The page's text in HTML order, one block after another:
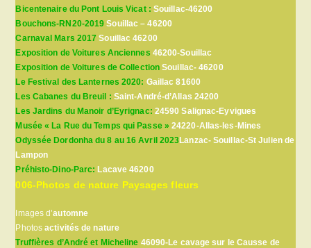
Bicentenaire du Pont Louis Vicat : Souillac-46200
Bouchons-RN20-2019Souillac – 46200
Carnaval Mars 2017 Souillac 46200
Exposition de Voitures Anciennes 46200-Souillac
Exposition de Voitures de Collection Souillac- 46200
Le Festival des Lanternes 2020: Gaillac 81600
Les Cabanes du Breuil : Saint-André-d’Allas 24200
Les Jardins du Manoir d’Eyrignac: 24590 Salignac-Eyvigues
Musée « La Rue du Temps qui Passe » 24220-Allas-les-Mines
Odyssée Dordonha du 8 au 16 Avril 2023Lanzac- Souillac-St Julien de
Lampon
Préhisto-Dino-Parc:Lacave 46200
006-Photos de nature Paysages fleurs
Images d’automne
Photosactivités de nature
Truffières d’André et Micheline 46090-Le cavage sur le Causse de